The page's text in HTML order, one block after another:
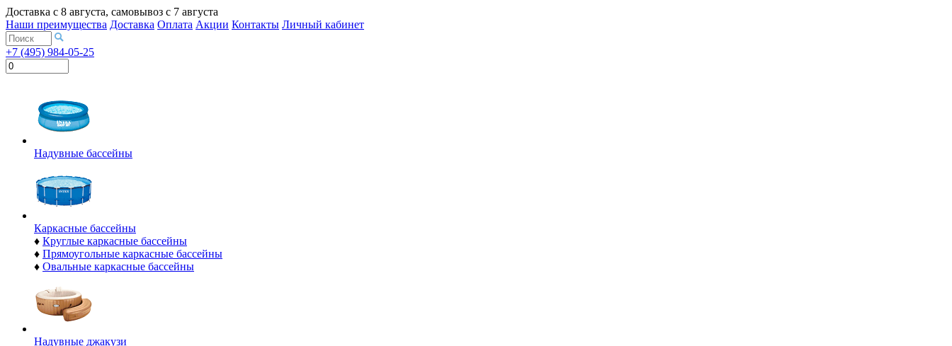
Доставка с 8 августа, самовывоз с 7 августа
Наши преимущества Доставка Оплата Акции Контакты Личный кабинет
+7 (495) 984-05-25
Надувные бассейны
Каркасные бассейны
♦ Круглые каркасные бассейны
♦ Прямоугольные каркасные бассейны
♦ Овальные каркасные бассейны
Надувные джакузи